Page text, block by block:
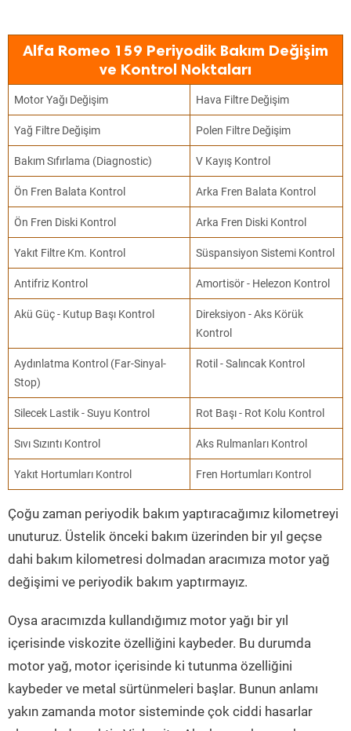
Alfa Romeo 159 Periyodik Bakım Değişim
ve Kontrol Noktaları
Motor Yağı Değişim Hava Filtre Değişim
Yağ Filtre Değişim Polen Filtre Değişim
Bakım Sıfırlama (Diagnostic) V Kayış Kontrol
Ön Fren Balata Kontrol Arka Fren Balata Kontrol
Ön Fren Diski Kontrol Arka Fren Diski Kontrol
Yakıt Filtre Km. Kontrol Süspansiyon Sistemi Kontrol
Antifriz Kontrol Amortisör - Helezon Kontrol
Akü Güç - Kutup Başı Kontrol
Direksiyon - Aks Körük
Kontrol
Aydınlatma Kontrol (Far-Sinyal-
Stop)
Rotil - Salıncak Kontrol
Silecek Lastik - Suyu Kontrol Rot Başı - Rot Kolu Kontrol
Sıvı Sızıntı Kontrol Aks Rulmanları Kontrol
Yakıt Hortumları Kontrol Fren Hortumları Kontrol
Çoğu zaman periyodik bakım yaptıracağımız kilometreyi
unuturuz. Üstelik önceki bakım üzerinden bir yıl geçse
dahi bakım kilometresi dolmadan aracımıza motor yağ
değişimi ve periyodik bakım yaptırmayız.
Oysa aracımızda kullandığımız motor yağı bir yıl
içerisinde viskozite özelliğini kaybeder. Bu durumda
motor yağ, motor içerisinde ki tutunma özelliğini
kaybeder ve metal sürtünmeleri başlar. Bunun anlamı
yakın zamanda motor sisteminde çok ciddi hasarlar